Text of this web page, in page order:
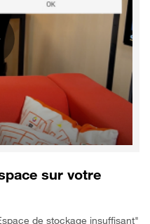
sur votre
de stockage insuffisant"